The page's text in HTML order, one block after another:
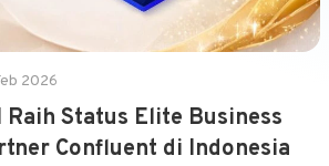
2026
Raih Status Elite Business
Confluent di Indonesia